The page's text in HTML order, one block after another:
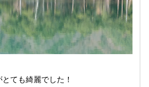
ても綺麗でした！